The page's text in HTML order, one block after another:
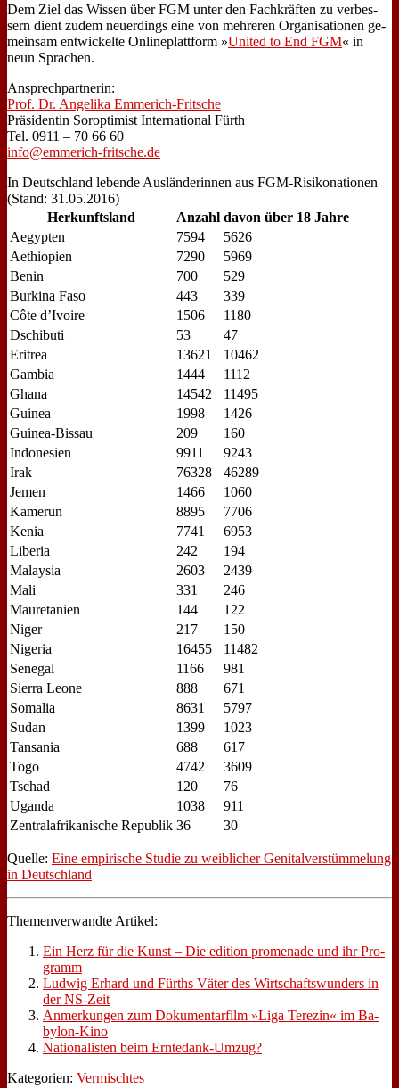
Dem Ziel das Wis­sen über FGM un­ter den Fach­kräf­ten zu ver­bes­
sern dient zu­dem neu­er­dings ei­ne von meh­re­ren Or­ga­ni­sa­tio­nen ge­
mein­sam ent­wickel­te On­line­platt­form »United to End FGM« in
neun Spra­chen.
An­sprech­part­ne­rin:
Prof. Dr. An­ge­li­ka Em­me­rich-Frit­sche
Prä­si­den­tin Sor­op­ti­mist In­ter­na­tio­nal Fürth
Tel. 0911 – 70 66 60
info@emmerich-fritsche.de
In Deutsch­land le­ben­de Aus­län­de­rin­nen aus FGM-Ri­si­ko­na­tio­nen
(Stand: 31.05.2016)
Her­kunfts­land
An­zahl da­von über 18 Jah­re
Aegyp­ten
7594
5626
Aethio­pi­en
7290
5969
Ben­in
700
529
Bur­ki­na Fa­so
443
339
Côte d’Ivoire
1506
1180
Dschi­bu­ti
53
47
Eri­trea
13621
10462
Gam­bia
1444
1112
Gha­na
14542
11495
Gui­nea
1998
1426
Gui­nea-Bis­sau
209
160
In­do­ne­si­en
9911
9243
Irak
76328
46289
Je­men
1466
1060
Ka­me­run
8895
7706
Ke­nia
7741
6953
Li­be­ria
242
194
Ma­lay­sia
2603
2439
Ma­li
331
246
Mau­re­ta­ni­en
144
122
Ni­ger
217
150
Ni­ge­ria
16455
11482
Se­ne­gal
1166
981
Si­er­ra Leo­ne
888
671
So­ma­lia
8631
5797
Su­dan
1399
1023
Tan­sa­nia
688
617
To­go
4742
3609
Tschad
120
76
Ugan­da
1038
911
Zen­tral­afri­ka­ni­sche Re­pu­blik 36 30
Quel­le: Ei­ne em­pi­ri­sche Stu­die zu weib­li­cher Ge­ni­tal­ver­stüm­me­lung
in Deutsch­land
The­men­ver­wand­te Ar­ti­kel:
Ein Herz für die Kunst – Die edi­ti­on pro­me­na­de und ihr Pro­
gramm
Lud­wig Er­hard und Fürths Vä­ter des Wirt­schafts­wun­ders in
der NS-Zeit
An­mer­kun­gen zum Do­ku­men­tar­film »Li­ga Te­re­zin« im Ba­­
by­­­lon-Ki­­no
Na­tio­na­li­sten beim Ern­te­­dank-Um­­­zug?
Kategorien: Vermischtes